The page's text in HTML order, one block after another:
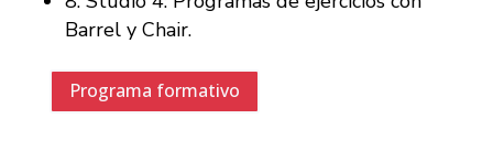
Barrel y Chair.
Programa formativo